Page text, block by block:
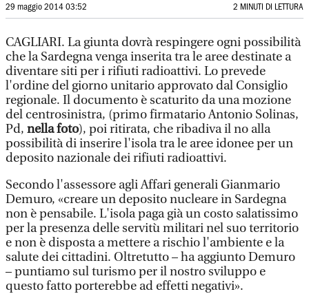
29 maggio 2014 03:52 2 MINUTI DI LETTURA
CAGLIARI. La giunta dovrà respingere ogni possibilità
che la Sardegna venga inserita tra le aree destinate a
diventare siti per i rifiuti radioattivi. Lo prevede
l'ordine del giorno unitario approvato dal Consiglio
regionale. Il documento è scaturito da una mozione
del centrosinistra, (primo firmatario Antonio Solinas,
Pd, nella foto), poi ritirata, che ribadiva il no alla
possibilità di inserire l'isola tra le aree idonee per un
deposito nazionale dei rifiuti radioattivi.
Secondo l'assessore agli Affari generali Gianmario
Demuro, «creare un deposito nucleare in Sardegna
non è pensabile. L'isola paga già un costo salatissimo
per la presenza delle servitù militari nel suo territorio
e non è disposta a mettere a rischio l'ambiente e la
salute dei cittadini. Oltretutto – ha aggiunto Demuro
– puntiamo sul turismo per il nostro sviluppo e
questo fatto porterebbe ad effetti negativi».